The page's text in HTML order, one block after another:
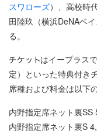
スワローズ）、高校時
田陸玖（横浜DeNAベ
る。
はイープラス
定）といった特典付き
席種および料金は以下の
内野指定席ネット裏SS
内野指定席ネット裏S